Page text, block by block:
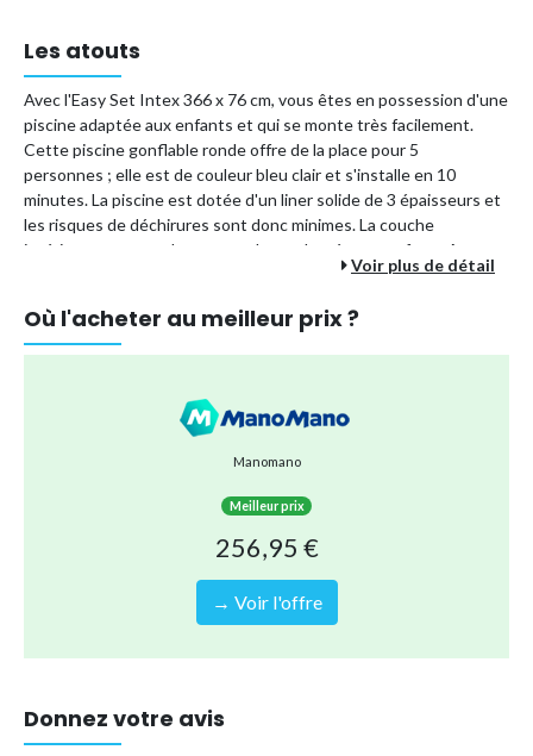
Les atouts
Avec l'Easy Set Intex 366 x 76 cm, vous êtes en possession d'une
piscine adaptée aux enfants et qui se monte très facilement.
Cette piscine gonflable ronde offre de la place pour 5
personnes ; elle est de couleur bleu clair et s'installe en 10
minutes. La piscine est dotée d'un liner solide de 3 épaisseurs et
les risques de déchirures sont donc minimes. La couche
intérieure est en polyester, et donc adaptée aux enfants.Avec
cet ensemble, vous avez en une fois tout ce dont vous avez
Caractéristiques piscine: - Forme: Ronde - Dimensions: 366 x
76cm - Couleur: Bleue - Contenance en litres: 5621 - Adaptée
Adaptée aux enfants et matériaux solides ✔ Intex marque
supérieure ✔ Tous vos besoins de piscine en une seule
inclus Pack d'entretien piscine WAYS Avec ce pack
Piscine gonflable
Ronde
8720679669514
Voir plus de détail
Où l'acheter au meilleur prix ?
Manomano
Meilleur prix
256,95 €
→ Voir l'offre
Donnez votre avis